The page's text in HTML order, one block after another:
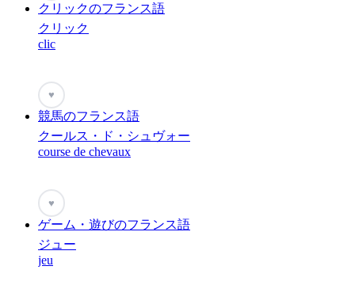
クリックのフランス語
クリック
clic
♥
競馬のフランス語
クールス・ド・シュヴォー
course de chevaux
♥
ゲーム・遊びのフランス語
ジュー
jeu